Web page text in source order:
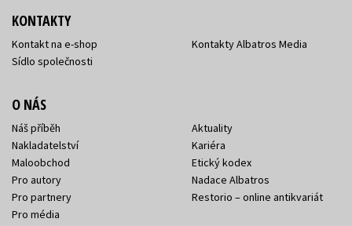
KONTAKTY
Kontakt na e-shop
Sídlo společnosti
Kontakty Albatros Media
O NÁS
Náš příběh
Nakladatelství
Maloobchod
Pro autory
Pro partnery
Pro média
Aktuality
Kariéra
Etický kodex
Nadace Albatros
Restorio – online antikvariát